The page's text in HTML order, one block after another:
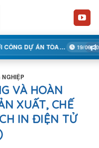
LỄ KHỞI CÔNG DỰ ÁN TÒA 02A – TRUNG TÂM THƯƠNG MẠI HỒNG KÔNG, KHÁCH SẠN, CĂN HỘ ĐỂ BÁN VÀ CHO THUÊ 19/06/2026
NGHIỆP
VÀ HOÀN
XUẤT, CHẾ
IN ĐIỆN TỬ